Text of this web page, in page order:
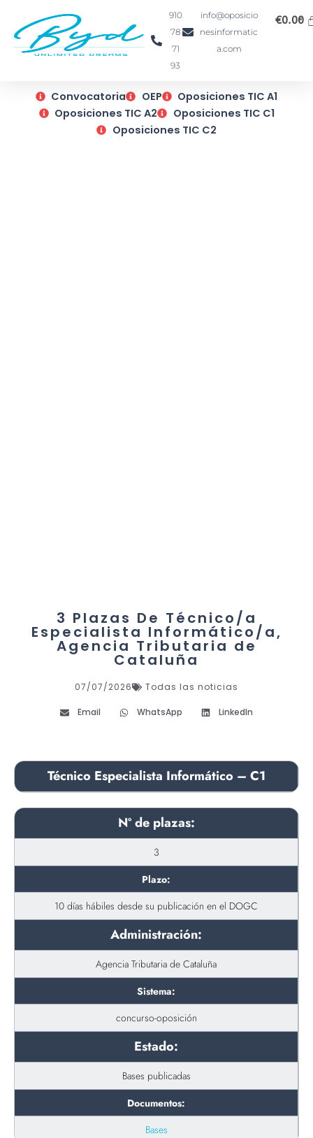
contenido
910
78
71
93
info@oposicio
nesinformatic
a.com
€0.00
Convocatoria OEP
Oposiciones TIC A1
Oposiciones TIC A2
Oposiciones TIC C1
Oposiciones TIC C2
3 Plazas De Técnico/a
Especialista Informático/a,
Agencia Tributaria de
Cataluña
07/07/2026 Todas las noticias
Email WhatsApp LinkedIn
Técnico Especialista Informático – C1
Nº de plazas:
3
Plazo:
10 días hábiles desde su publicación en el DOGC
Administración:
Agencia Tributaria de Cataluña
Sistema:
concurso-oposición
Estado:
Bases publicadas
Documentos:
Bases